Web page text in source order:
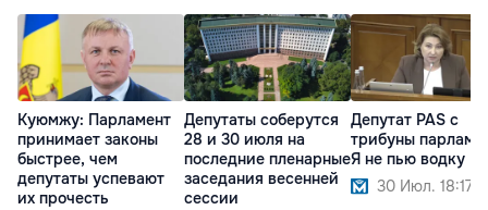
Куюмжу: Парламент
принимает законы
быстрее, чем
депутаты успевают
их прочесть
Депутаты соберутся
28 и 30 июля на
последние пленарные
заседания весенней
сессии
Депутат PAS с
трибуны
Я не пью водку
30 Июл. 18:17